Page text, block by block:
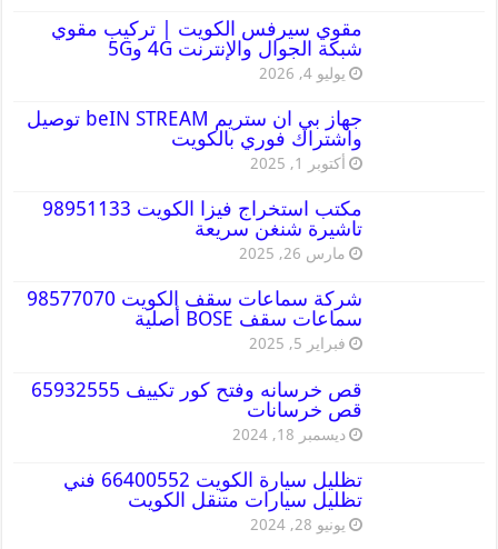
مقوي سيرفس الكويت | تركيب مقوي
شبكة الجوال والإنترنت 4G و5G
يوليو 4, 2026
جهاز بي ان ستريم beIN STREAM توصيل
واشتراك فوري بالكويت
أكتوبر 1, 2025
مكتب استخراج فيزا الكويت 98951133
تاشيرة شنغن سريعة
مارس 26, 2025
شركة سماعات سقف الكويت 98577070
سماعات سقف BOSE أصلية
فبراير 5, 2025
قص خرسانه وفتح كور تكييف 65932555
قص خرسانات
ديسمبر 18, 2024
تظليل سيارة الكويت 66400552 فني
تظليل سيارات متنقل الكويت
يونيو 28, 2024